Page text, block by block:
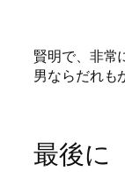
賢明で、非常
男ならだれも
最後に